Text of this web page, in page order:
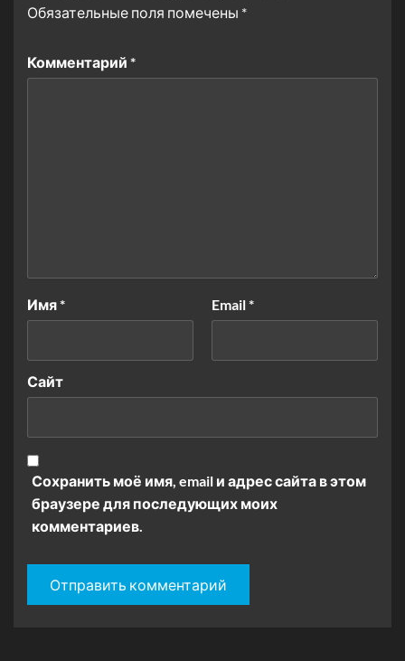
Обязательные поля помечены *
Комментарий *
Имя* Email*
Сайт
Сохранить моё имя, email и адрес сайта в этом
браузере для последующих моих
комментариев.